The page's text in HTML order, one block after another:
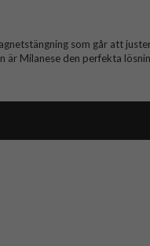
som går att
är Milanese den perfekta